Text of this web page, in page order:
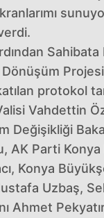
Projesi
protokol
Vahdettin
Değişikliği
AK Parti
Konya
Uzbaş,
Ahmet